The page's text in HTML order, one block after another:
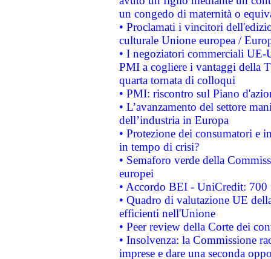
un congedo di maternità o
• Proclamati i vincitori
culturale Unione europea /
• I negoziatori commerciali UE-
PMI a cogliere i vantaggi della
quarta tornata di colloqui
• PMI: riscontro sul Piano
• L’avanzamento del settore
dell’industria in Europa
• Protezione dei consumatori e
in tempo di crisi?
• Semaforo verde della
europei
• Accordo BEI - UniCredit:
• Quadro di valutazione UE
efficienti nell'Unione
• Peer review della Corte dei
• Insolvenza: la Commissione
imprese e dare una seconda